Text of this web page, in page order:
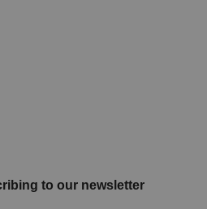
to our newsletter